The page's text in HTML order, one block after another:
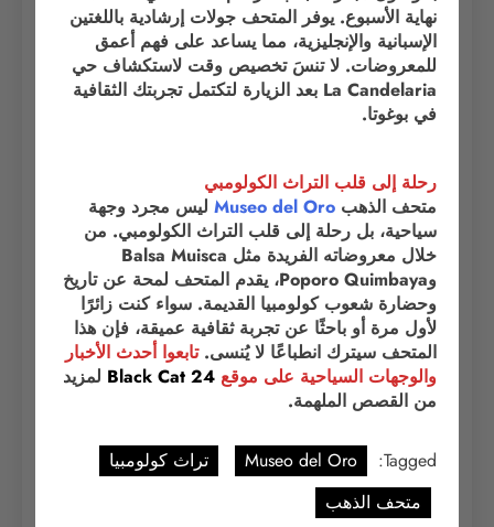
نهاية الأسبوع. يوفر المتحف جولات إرشادية باللغتين
الإسبانية والإنجليزية، مما يساعد على فهم أعمق
للمعروضات. لا تنسَ تخصيص وقت لاستكشاف حي
La Candelaria بعد الزيارة لتكتمل تجربتك الثقافية
في بوغوتا.
رحلة إلى قلب التراث الكولومبي
متحف الذهب Museo del Oro ليس مجرد وجهة
سياحية، بل رحلة إلى قلب التراث الكولومبي. من
خلال معروضاته الفريدة مثل Balsa Muisca
وPoporo Quimbaya، يقدم المتحف لمحة عن تاريخ
وحضارة شعوب كولومبيا القديمة. سواء كنت زائرًا
لأول مرة أو باحثًا عن تجربة ثقافية عميقة، فإن هذا
المتحف سيترك انطباعًا لا يُنسى.تابعوا أحدث الأخبار
والوجهات السياحية على موقع Black Cat 24 لمزيد
من القصص الملهمة.
Tagged:
Museo del Oro
تراث كولومبيا
متحف الذهب